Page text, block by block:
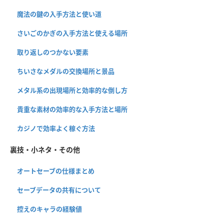
魔法の鍵の入手方法と使い道
さいごのかぎの入手方法と使える場所
取り返しのつかない要素
ちいさなメダルの交換場所と景品
メタル系の出現場所と効率的な倒し方
貴重な素材の効率的な入手方法と場所
カジノで効率よく稼ぐ方法
裏技・小ネタ・その他
オートセーブの仕様まとめ
セーブデータの共有について
控えのキャラの経験値